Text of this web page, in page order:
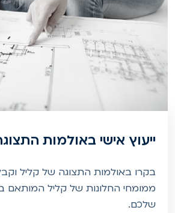
ייעוץ אישי באולמות
בקרו באולמות התצוגה של קליל וקבלו
ממומחי החלונות של קליל המותאם
שלכם.